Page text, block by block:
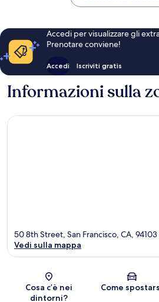
Accedi per visualizzare gli
Prenotare conviene!
Accedi Iscriviti gratis
Informazioni sulla
Mappa
50 8th Street, San Francisco, CA, 94103
Vedi sulla mappa
Cosa c’è nei
dintorni?
Come